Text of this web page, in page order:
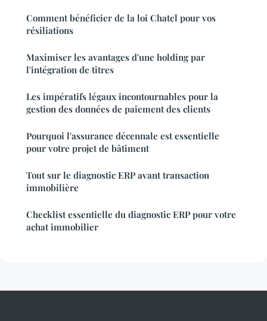
Comment bénéficier de la loi Chatel pour vos
résiliations
Maximiser les avantages d'une holding par
l'intégration de titres
Les impératifs légaux incontournables pour la
gestion des données de paiement des clients
Pourquoi l'assurance décennale est essentielle
pour votre projet de bâtiment
Tout sur le diagnostic ERP avant transaction
immobilière
Checklist essentielle du diagnostic ERP pour votre
achat immobilier